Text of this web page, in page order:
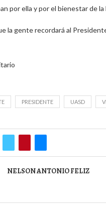
por ella y por el bienestar de la
la gente recordará al
PRESIDENTE UASD
NELSON ANTONIO FELIZ